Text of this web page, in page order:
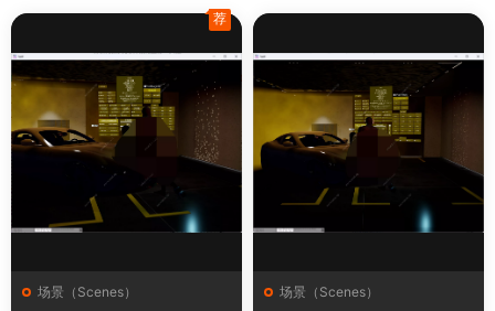
场景（Scenes）
荐
场景（Scenes）